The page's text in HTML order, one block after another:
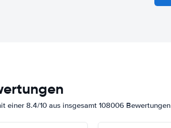
einer 8.4/10 aus insgesamt 108006 Bewertungen